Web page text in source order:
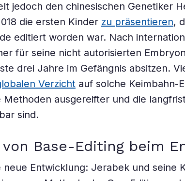
jedoch den chinesischen Genetiker
die ersten Kinder zu präsentieren,
editiert worden war. Nach
für seine nicht autorisierten
drei Jahre im Gefängnis absitzen.
Verzicht auf solche Keimbahn-
Methoden ausgereifter und die
sind.
von Base-Editing beim
Entwicklung: Jerabek und seine